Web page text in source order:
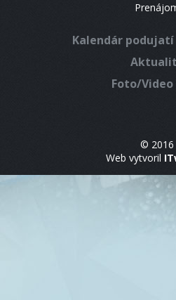
Kalendár
Foto/Video
© 2016
Web vytvoril